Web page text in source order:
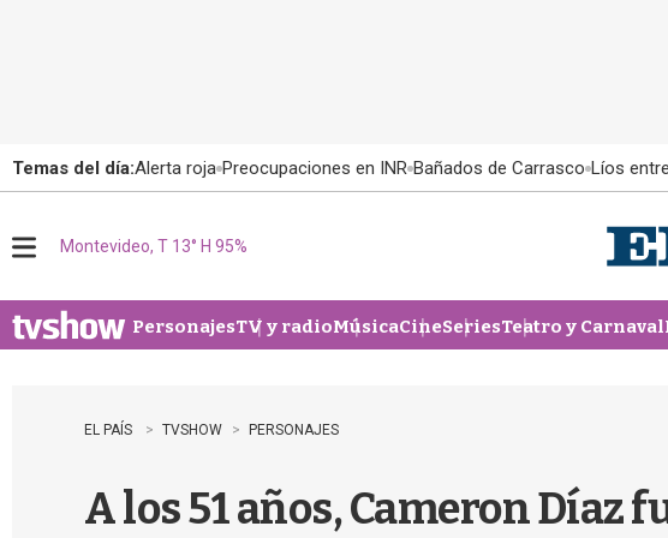
Temas del día:Alerta roja Preocupaciones en INR Bañados de Carrasco Líos
u
Montevideo, T 13° H 95%
PersonajesTV y radioMúsicaCineSeriesTeatro y Carnaval
EL PAÍS TVSHOW PERSONAJES
A los 51 años, Cameron Díaz